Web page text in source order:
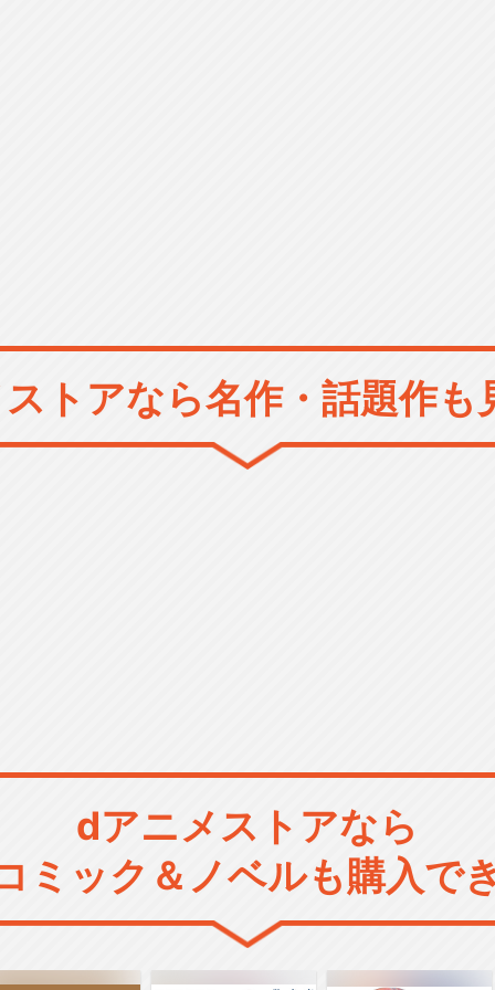
トアなら名作・話題作も
dアニメストアなら
ミック＆ノベルも購入で